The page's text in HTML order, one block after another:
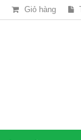
Giỏ hàng